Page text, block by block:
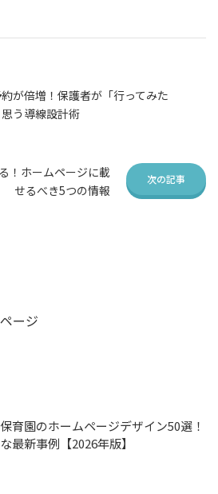
が倍増！保護者が「行ってみた
う導線設計術
！ホームページに載
せるべき5つの情報
ージ
育園のホームページデザイン50選！
最新事例【2026年版】